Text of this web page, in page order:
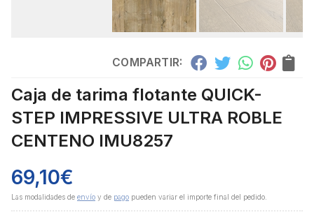
COMPARTIR:
Caja de tarima flotante QUICK-
STEP IMPRESSIVE ULTRA ROBLE
CENTENO IMU8257
69,10€
Las modalidades de envío y de pago pueden variar el importe final del pedido.